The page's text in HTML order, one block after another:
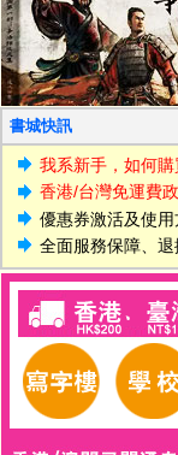
書城快訊
我系新手，如何購
香港/台灣免運費
優惠券激活及使用
全面服務保障、